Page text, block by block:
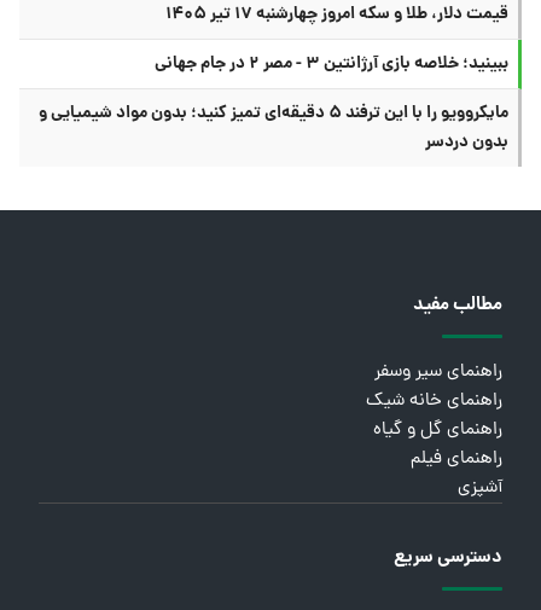
قیمت دلار، طلا و سکه امروز چهارشنبه ۱۷ تیر ۱۴۰۵
ببینید؛ خلاصه بازی آرژانتین ۳ - مصر ۲ در جام جهانی
مایکروویو را با این ترفند ۵ دقیقه‌ای تمیز کنید؛ بدون مواد شیمیایی و
بدون دردسر
مطالب مفید
راهنمای سیر وسفر
راهنمای خانه شیک
راهنمای گل و گیاه
راهنمای فیلم
آشپزی
دسترسی سریع